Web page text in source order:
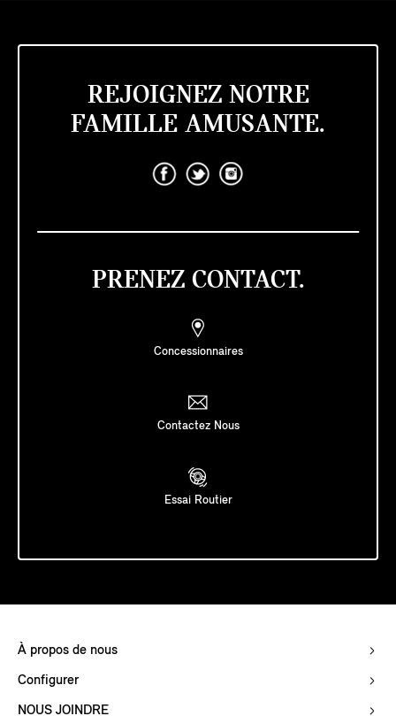
REJOIGNEZ NOTRE
FAMILLE AMUSANTE.
PRENEZ CONTACT.
Concessionnaires
Contactez Nous
Essai Routier
À propos de nous
Configurer
NOUS JOINDRE